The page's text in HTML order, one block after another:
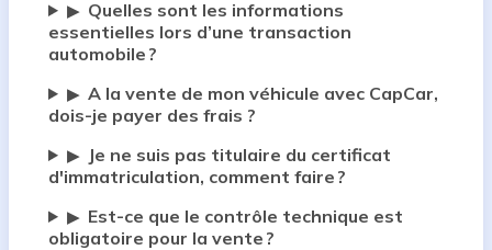
▶ Quelles sont les informations
essentielles lors d’une transaction
automobile ?
▶ A la vente de mon véhicule avec CapCar,
dois-je payer des frais ?
▶
Je ne suis pas titulaire du certificat
d'immatriculation, comment faire ?
▶ Est-ce que le contrôle technique est
obligatoire pour la vente ?